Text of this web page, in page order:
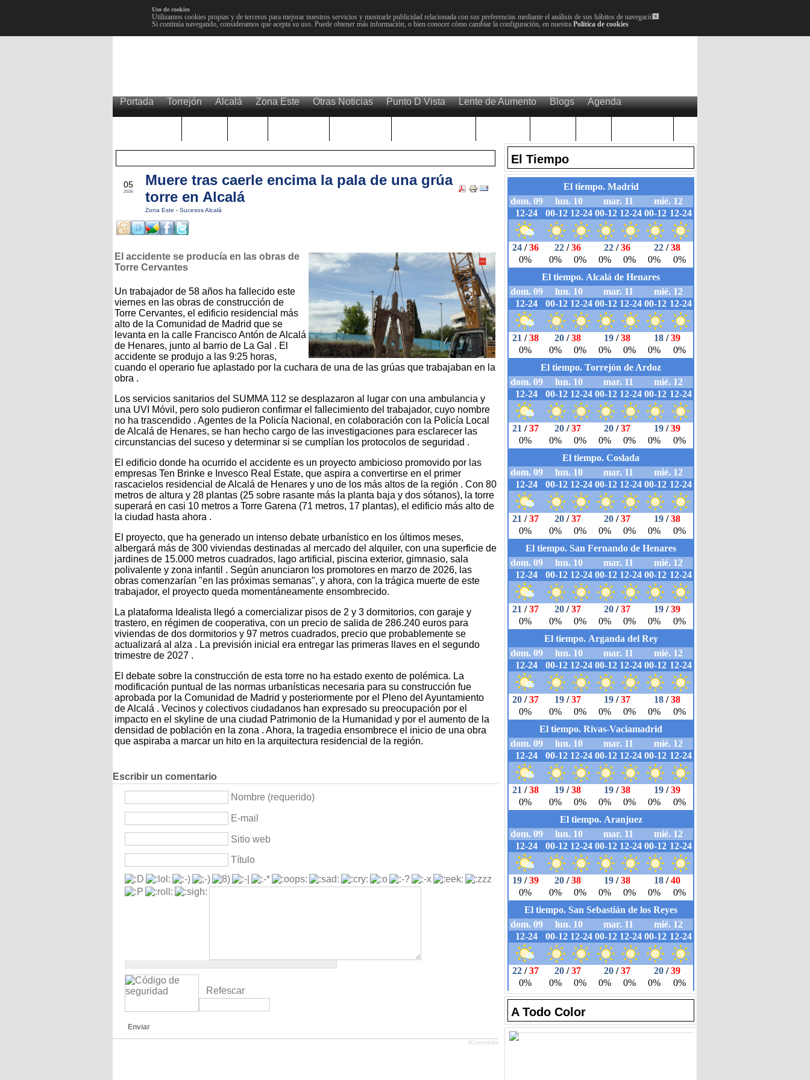
x
Uso de cookies
Utilizamos cookies propias y de terceros para mejorar nuestros servicios y mostrarle publicidad relacionada con sus preferencias mediante el análisis de sus hábitos de navegación.
Si continúa navegando, consideramos que acepta su uso. Puede obtener más información, o bien conocer cómo cambiar la configuración, en nuestra Política de cookies
Portada Torrejón Alcalá Zona Este Otras Noticias Punto D Vista Lente de Aumento Blogs Agenda
05
2026
Muere tras caerle encima la pala de una grúa
torre en Alcalá
Zona Este - Sucesos Alcalá
El accidente se producía en las obras de
Torre Cervantes
Un trabajador de 58 años ha fallecido este
viernes en las obras de construcción de
Torre Cervantes, el edificio residencial más
alto de la Comunidad de Madrid que se
levanta en la calle Francisco Antón de Alcalá
de Henares, junto al barrio de La Gal . El
accidente se produjo a las 9:25 horas,
cuando el operario fue aplastado por la cuchara de una de las grúas que trabajaban en la
obra .
Los servicios sanitarios del SUMMA 112 se desplazaron al lugar con una ambulancia y
una UVI Móvil, pero solo pudieron confirmar el fallecimiento del trabajador, cuyo nombre
no ha trascendido . Agentes de la Policía Nacional, en colaboración con la Policía Local
de Alcalá de Henares, se han hecho cargo de las investigaciones para esclarecer las
circunstancias del suceso y determinar si se cumplían los protocolos de seguridad .
El edificio donde ha ocurrido el accidente es un proyecto ambicioso promovido por las
empresas Ten Brinke e Invesco Real Estate, que aspira a convertirse en el primer
rascacielos residencial de Alcalá de Henares y uno de los más altos de la región . Con 80
metros de altura y 28 plantas (25 sobre rasante más la planta baja y dos sótanos), la torre
superará en casi 10 metros a Torre Garena (71 metros, 17 plantas), el edificio más alto de
la ciudad hasta ahora .
El proyecto, que ha generado un intenso debate urbanístico en los últimos meses,
albergará más de 300 viviendas destinadas al mercado del alquiler, con una superficie de
jardines de 15.000 metros cuadrados, lago artificial, piscina exterior, gimnasio, sala
polivalente y zona infantil . Según anunciaron los promotores en marzo de 2026, las
obras comenzarían "en las próximas semanas", y ahora, con la trágica muerte de este
trabajador, el proyecto queda momentáneamente ensombrecido.
La plataforma Idealista llegó a comercializar pisos de 2 y 3 dormitorios, con garaje y
trastero, en régimen de cooperativa, con un precio de salida de 286.240 euros para
viviendas de dos dormitorios y 97 metros cuadrados, precio que probablemente se
actualizará al alza . La previsión inicial era entregar las primeras llaves en el segundo
trimestre de 2027 .
El debate sobre la construcción de esta torre no ha estado exento de polémica. La
modificación puntual de las normas urbanísticas necesaria para su construcción fue
aprobada por la Comunidad de Madrid y posteriormente por el Pleno del Ayuntamiento
de Alcalá . Vecinos y colectivos ciudadanos han expresado su preocupación por el
impacto en el skyline de una ciudad Patrimonio de la Humanidad y por el aumento de la
densidad de población en la zona . Ahora, la tragedia ensombrece el inicio de una obra
que aspiraba a marcar un hito en la arquitectura residencial de la región.
Escribir un comentario
Nombre (requerido)
E-mail
Sitio web
Título
Refescar
Enviar
JComments
El Tiempo
A Todo Color